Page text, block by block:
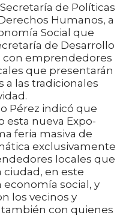
de Políticas
Humanos, a
Social que
de Desarrollo
con emprendedores
que presentarán
a las tradicionales
Pérez indicó que
esta nueva Expo-
feria masiva de
exclusivamente
locales que
en este
social, y
los vecinos y
también con quienes